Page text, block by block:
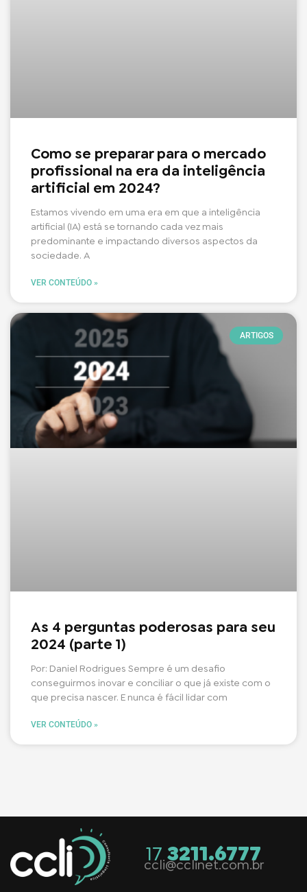
Como se preparar para o mercado
profissional na era da inteligência
artificial em 2024?
Estamos vivendo em uma era em que a inteligência
artificial (IA) está se tornando cada vez mais
predominante e impactando diversos aspectos da
sociedade. A
VER CONTEÚDO »
ARTIGOS
As 4 perguntas poderosas para seu
2024 (parte 1)
Por: Daniel Rodrigues Sempre é um desafio
conseguirmos inovar e conciliar o que já existe com o
que precisa nascer. E nunca é fácil lidar com
VER CONTEÚDO »
173211.6777
ccli@cclinet.com.br